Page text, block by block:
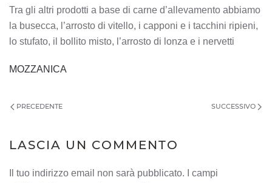
Tra gli altri prodotti a base di carne d’allevamento abbiamo
la busecca, l’arrosto di vitello, i capponi e i tacchini ripieni,
lo stufato, il bollito misto, l’arrosto di lonza e i nervetti
MOZZANICA
PRECEDENTE SUCCESSIVO
LASCIA UN COMMENTO
Il tuo indirizzo email non sarà pubblicato. I campi